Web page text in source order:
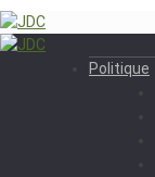
Politique